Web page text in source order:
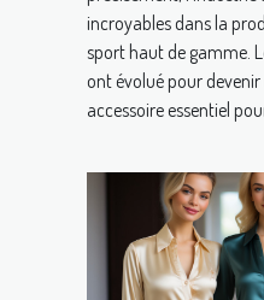
incroyables dans la
sport haut de gamme.
ont évolué pour
accessoire essentiel